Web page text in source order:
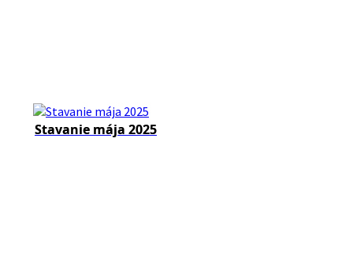
Stavanie mája 2025